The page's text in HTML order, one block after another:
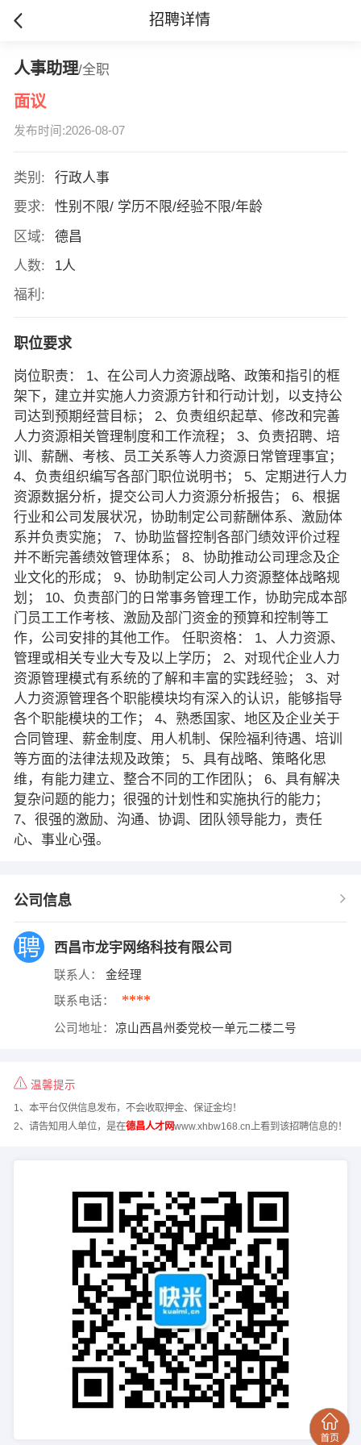
招聘详情
人事助理/全职
面议
发布时间:2026-08-07
类别:
行政人事
要求:
性别不限/ 学历不限/经验不限/年龄
区域:
德昌
人数:
1人
福利:
职位要求
岗位职责： 1、在公司人力资源战略、政策和指引的框
架下，建立并实施人力资源方针和行动计划，以支持公
司达到预期经营目标； 2、负责组织起草、修改和完善
人力资源相关管理制度和工作流程； 3、负责招聘、培
训、薪酬、考核、员工关系等人力资源日常管理事宜；
4、负责组织编写各部门职位说明书； 5、定期进行人力
资源数据分析，提交公司人力资源分析报告； 6、根据
行业和公司发展状况，协助制定公司薪酬体系、激励体
系并负责实施； 7、协助监督控制各部门绩效评价过程
并不断完善绩效管理体系； 8、协助推动公司理念及企
业文化的形成； 9、协助制定公司人力资源整体战略规
划； 10、负责部门的日常事务管理工作，协助完成本部
门员工工作考核、激励及部门资金的预算和控制等工
作，公司安排的其他工作。 任职资格： 1、人力资源、
管理或相关专业大专及以上学历； 2、对现代企业人力
资源管理模式有系统的了解和丰富的实践经验； 3、对
人力资源管理各个职能模块均有深入的认识，能够指导
各个职能模块的工作； 4、熟悉国家、地区及企业关于
合同管理、薪金制度、用人机制、保险福利待遇、培训
等方面的法律法规及政策； 5、具有战略、策略化思
维，有能力建立、整合不同的工作团队； 6、具有解决
复杂问题的能力；很强的计划性和实施执行的能力；
7、很强的激励、沟通、协调、团队领导能力，责任
心、事业心强。
公司信息
西昌市龙宇网络科技有限公司
联系人： 金经理
联系电话： ****
公司地址： 凉山西昌州委党校一单元二楼二号
温馨提示
1、本平台仅供信息发布，不会收取押金、保证金均！
2、请告知用人单位，是在德昌人才网www.xhbw168.cn上看到该招聘信息的！